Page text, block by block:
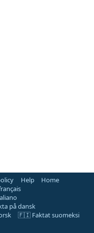
Help
Home
på dansk
🇫🇮 Faktat suomeksi